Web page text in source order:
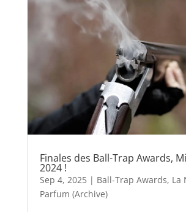
Finales des Ball-Trap Awards,
2024 !
Sep 4, 2025| Ball-Trap Awards, La
Parfum (Archive)